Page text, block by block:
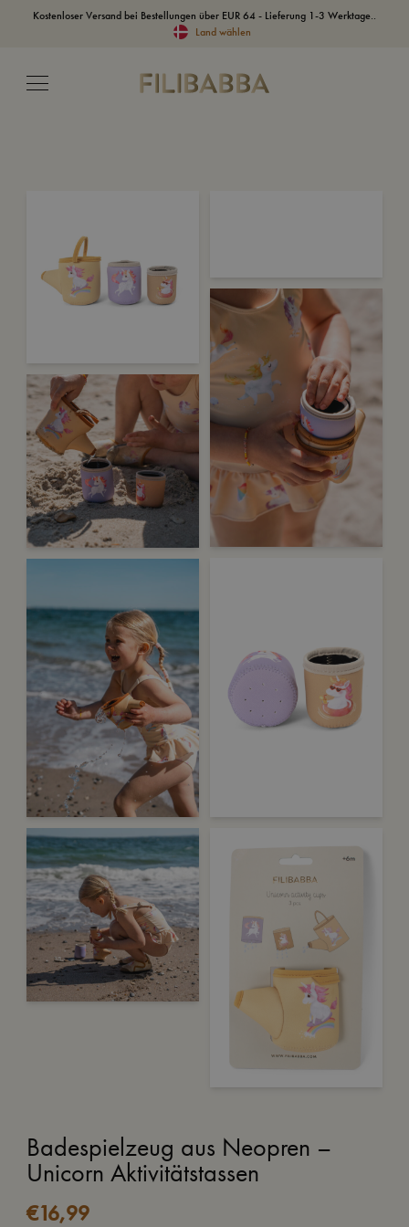
Kostenloser Versand bei Bestellungen über EUR 64 - Lieferung 1-3 Werktage..
Land wählen
Badespielzeug aus Neopren –
Unicorn Aktivitätstassen
€16,99